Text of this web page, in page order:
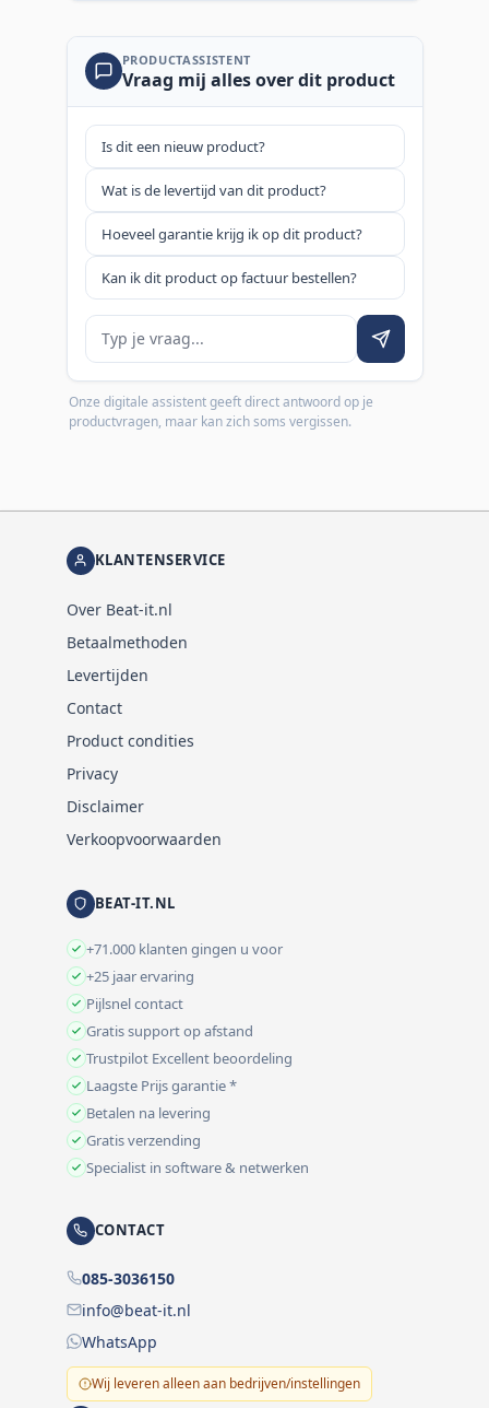
PRODUCTASSISTENT
Vraag mij alles over dit product
Is dit een nieuw product?
Wat is de levertijd van dit product?
Hoeveel garantie krijg ik op dit product?
Kan ik dit product op factuur bestellen?
Je vraag
Onze digitale assistent geeft direct antwoord op je
productvragen, maar kan zich soms vergissen.
KLANTENSERVICE
Over Beat-it.nl
Betaalmethoden
Levertijden
Contact
Product condities
Privacy
Disclaimer
Verkoopvoorwaarden
BEAT-IT.NL
+71.000 klanten gingen u voor
+25 jaar ervaring
Pijlsnel contact
Gratis support op afstand
Trustpilot Excellent beoordeling
Laagste Prijs garantie *
Betalen na levering
Gratis verzending
Specialist in software & netwerken
CONTACT
085-3036150
info@beat-it.nl
WhatsApp
Wij leveren alleen aan bedrijven/instellingen